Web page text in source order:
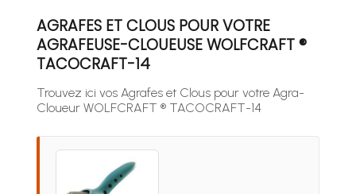
AGRAFES ET CLOUS POUR VOTRE
AGRAFEUSE-CLOUEUSE WOLFCRAFT ®
TACOCRAFT-14
Trouvez ici vos Agrafes et Clous pour votre Agra-
Cloueur WOLFCRAFT ® TACOCRAFT-14